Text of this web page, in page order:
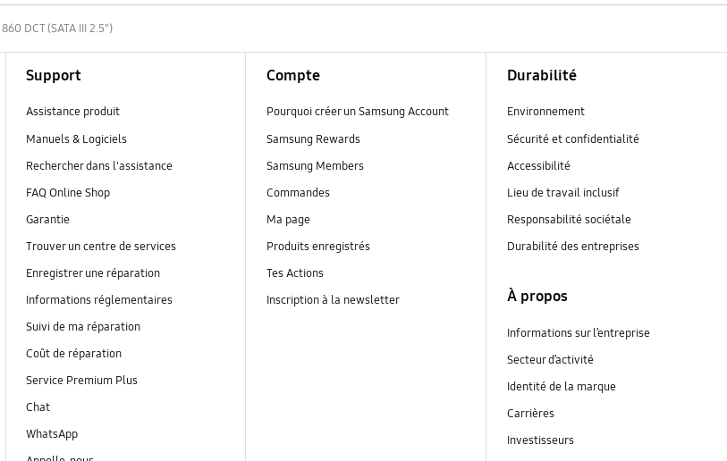
DCT (SATA III 2.5")
Support
Assistance produit
Manuels & Logiciels
Rechercher dans l'assistance
FAQ Online Shop
Garantie
Trouver un centre de services
Enregistrer une réparation
Informations réglementaires
Suivi de ma réparation
Coût de réparation
Service Premium Plus
Chat
WhatsApp
Compte
Pourquoi créer un Samsung Account
Samsung Rewards
Samsung Members
Commandes
Ma page
Produits enregistrés
Tes Actions
Inscription à la newsletter
Durabilité
Environnement
Sécurité et confidentialité
Accessibilité
Lieu de travail inclusif
Responsabilité sociétale
Durabilité des entreprises
À propos
Informations sur l’entreprise
Secteur d’activité
Identité de la marque
Carrières
Investisseurs